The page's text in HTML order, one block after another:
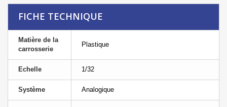
FICHE TECHNIQUE
Matière de la
carrosserie
Plastique
Echelle 1/32
Système Analogique